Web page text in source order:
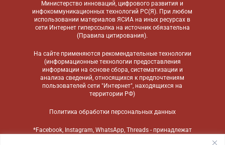
Министерство инноваций, цифрового развития и
инфокоммуникационных технологий РС(Я). При любом
использовании материалов ЯСИА на иных ресурсах в
сети Интернет гиперссылка на источник обязательна
(Правила цитирования).
На сайте применяются рекомендательные технологии
(информационные технологии предоставления
информации на основе сбора, систематизации и
анализа сведений, относящихся к предпочтениям
пользователей сети "Интернет", находящихся на
территории РФ)
Политика обработки персональных данных
*Facebook, Instagram, WhatsApp, Threads - принадлежат